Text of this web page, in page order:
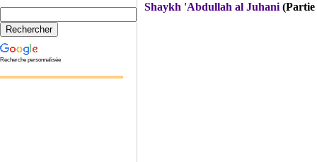
Recherche personnalisée
Shaykh 'Abdullah al Juhani (Partie